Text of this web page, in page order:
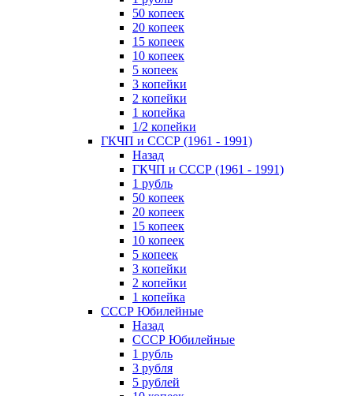
50 копеек
20 копеек
15 копеек
10 копеек
5 копеек
3 копейки
2 копейки
1 копейка
1/2 копейки
ГКЧП и СССР (1961 - 1991)
Назад
ГКЧП и СССР (1961 - 1991)
1 рубль
50 копеек
20 копеек
15 копеек
10 копеек
5 копеек
3 копейки
2 копейки
1 копейка
СССР Юбилейные
Назад
СССР Юбилейные
1 рубль
3 рубля
5 рублей